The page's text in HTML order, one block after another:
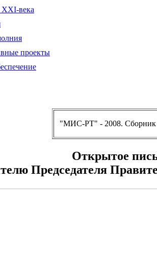
века
проекты
"МИС-РТ" - 2008.
Открытое
Председателя